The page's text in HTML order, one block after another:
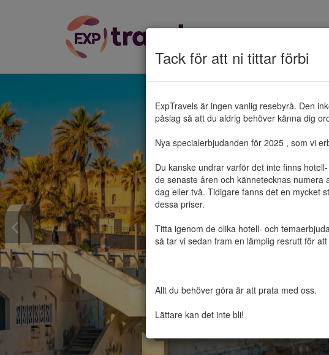
Tack för att ni tittar förbi
ExpTravels är ingen vanlig resebyrå. Den
påslag så att du aldrig behöver känna dig
Nya specialerbjudanden för 2025 , som vi
Du kanske undrar varför det inte finns
de senaste åren och kännetecknas
dag eller två. Tidigare fanns det en mycket
dessa priser.
Titta igenom de olika hotell- och
så tar vi sedan fram en lämplig resrutt för
Allt du behöver göra är att prata med oss.
Lättare kan det inte bli!